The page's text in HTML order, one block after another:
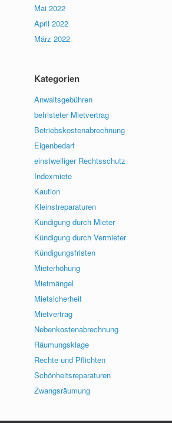
Mai 2022
April 2022
März 2022
Kategorien
Anwaltsgebühren
befristeter Mietvertrag
Betriebskostenabrechnung
Eigenbedarf
einstweiliger Rechtsschutz
Indexmiete
Kaution
Kleinstreparaturen
Kündigung durch Mieter
Kündigung durch Vermieter
Kündigungsfristen
Mieterhöhung
Mietmängel
Mietsicherheit
Mietvertrag
Nebenkostenabrechnung
Räumungsklage
Rechte und Pflichten
Schönheitsreparaturen
Zwangsräumung